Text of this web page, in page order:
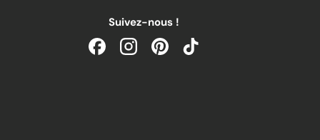
Suivez-nous !
FacebookInstagramPinterestTikTok